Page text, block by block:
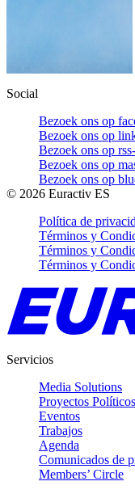
Social
Bezoek ons op
Bezoek ons op
Bezoek ons op
Bezoek ons op
Bezoek ons op
© 2026 Euractiv ES
Política de
Términos y
Términos y
Términos y
Servicios
Media Solutions
Proyectos
Eventos
Trabajos
Agenda
Comunicados de
Members’ Circle